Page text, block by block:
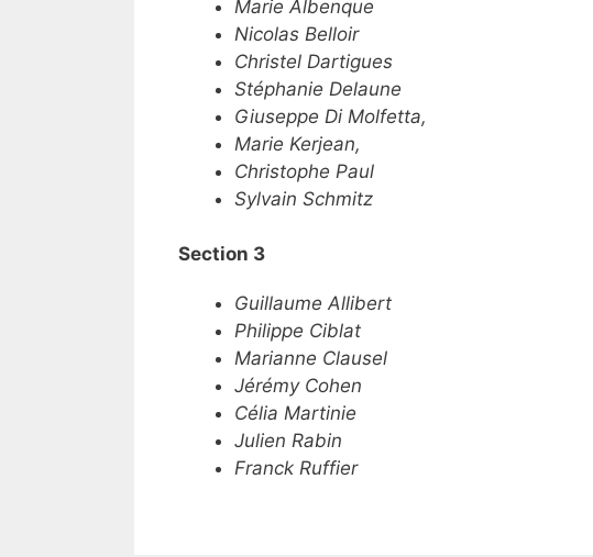
Marie Albenque
Nicolas Belloir
Christel Dartigues
Stéphanie Delaune
Giuseppe Di Molfetta,
Marie Kerjean,
Christophe Paul
Sylvain Schmitz
Section 3
Guillaume Allibert
Philippe Ciblat
Marianne Clausel
Jérémy Cohen
Célia Martinie
Julien Rabin
Franck Ruffier